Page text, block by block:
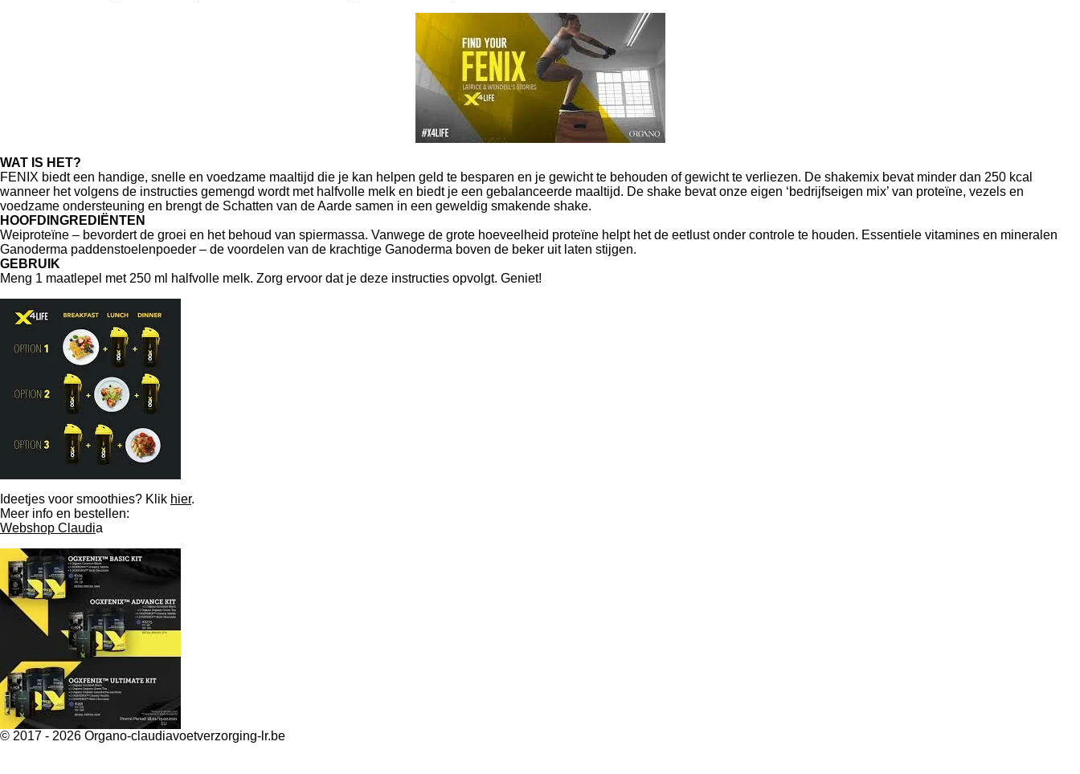
WAT IS HET?
FENIX biedt een handige, snelle en voedzame maaltijd die je kan helpen geld te besparen en je gewicht te behouden of gewicht te verliezen. De shakemix bevat minder dan 250 kcal
wanneer het volgens de instructies gemengd wordt met halfvolle melk en biedt je een gebalanceerde maaltijd. De shake bevat onze eigen ‘bedrijfseigen mix’ van proteïne, vezels en
voedzame ondersteuning en brengt de Schatten van de Aarde samen in een geweldig smakende shake.
HOOFDINGREDIËNTEN
Weiproteïne – bevordert de groei en het behoud van spiermassa. Vanwege de grote hoeveelheid proteïne helpt het de eetlust onder controle te houden. Essentiele vitamines en mineralen
Ganoderma paddenstoelenpoeder – de voordelen van de krachtige Ganoderma boven de beker uit laten stijgen.
GEBRUIK
Meng 1 maatlepel met 250 ml halfvolle melk. Zorg ervoor dat je deze instructies opvolgt. Geniet!
Ideetjes voor smoothies? Klik hier.
Meer info en bestellen:
Webshop Claudia
© 2017 - 2026 Organo-claudiavoetverzorging-lr.be